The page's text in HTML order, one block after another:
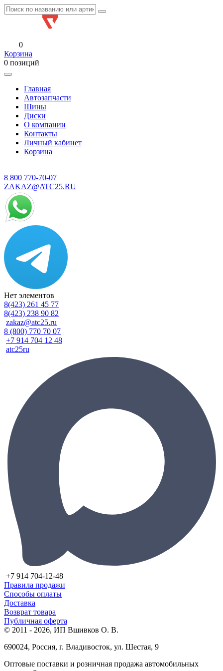
0
Корзина
0 позиций
Главная
Автозапчасти
Шины
Диски
О компании
Контакты
Личный кабинет
Корзина
8 800 770-70-07
ZAKAZ@ATC25.RU
Нет элементов
8(423) 261 45 77
8(423) 238 90 82
zakaz@atc25.ru
8 (800) 770 70 07
+7 914 704 12 48
atc25ru
+7 914 704-12-48
Правила продажи
Способы оплаты
Доставка
Возврат товара
Публичная оферта
© 2011 - 2026, ИП Вшивков О. В.
690024, Россия, г. Владивосток, ул. Шестая, 9
Оптовые поставки и розничная продажа автомобильных